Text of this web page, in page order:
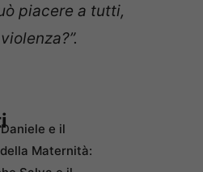
piacere a tutti,
e il
Maternità: